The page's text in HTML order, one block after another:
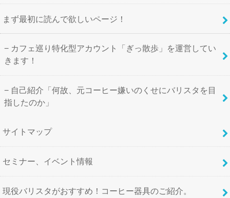
まず最初に読んで欲しいページ！
カフェ巡り特化型アカウント「ぎっ散歩」を運営してい
きます！
自己紹介「何故、元コーヒー嫌いのくせにバリスタを目
指したのか」
サイトマップ
セミナー、イベント情報
現役バリスタがおすすめ！コーヒー器具のご紹介。